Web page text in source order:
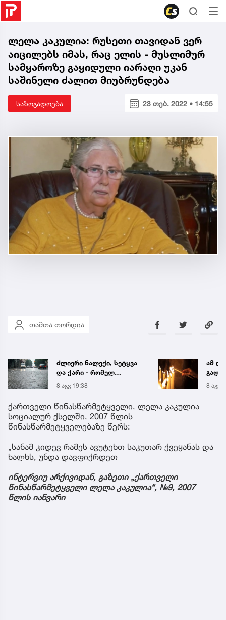
ლელა კაკულია: რუსეთი თავიდან ვერ
აიცილებს იმას, რაც ელის - მუსლიმურ
სამყაროზე გაყიდული იარაღი უკან
საშინელი ძალით მიუბრუნდება
საზოგადოება 23 თებ. 2022 • 14:55
თამთა თორდია
ძლიერი ნალექი, სეტყვა
და ქარი - რომელ
რეგიონს ემუქრება
წყალმოვარდნებისა და
მეწყრის საფრთხე
8 აგვ 19:38
ამ
8 აგვ
ქართველი წინასწარმეტყველი, ლელა კაკულია
სოციალურ ქსელში, 2007 წლის
წინასწარმეტყველებაზე წერს:
„სანამ კიდევ რამეს ავუტეხთ საკუთარ ქვეყანას და
ხალხს, უნდა დავფიქრდეთ
ინტერვიუ არქივიდან, გაზეთი „ქართველი
წინასწარმეტყველი ლელა კაკულია“, №9, 2007
წლის იანვარი